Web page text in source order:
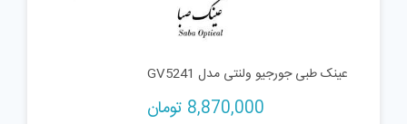
عینک طبی جورجیو ولنتی مدل GV5241
8,870,000 تومان